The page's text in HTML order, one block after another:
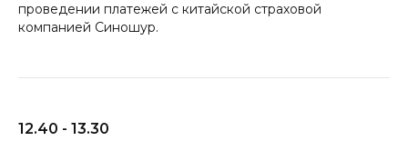
проведении платежей с китайской страховой
компанией Синошур.
12.40 - 13.30